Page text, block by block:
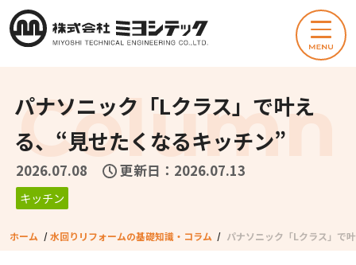
パナソニック「Lクラス」で叶え
る、“見せたくなるキッチン”
2026.07.08 更新日：2026.07.13
キッチン
ホーム /水回りリフォームの基礎知識・コラム / パナソニック「Lクラス」で